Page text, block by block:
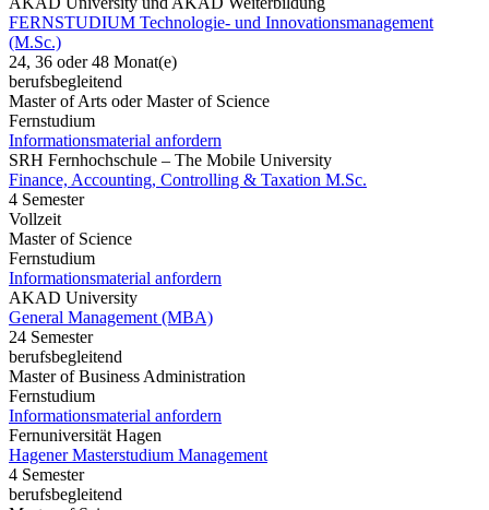
FERNSTUDIUM Technologie- und Innovationsmanagement
(M.Sc.)
24, 36 oder 48 Monat(e)
berufsbegleitend
Master of Arts oder Master of Science
Fernstudium
Informationsmaterial anfordern
SRH Fernhochschule – The Mobile University
Finance, Accounting, Controlling & Taxation M.Sc.
4 Semester
Vollzeit
Master of Science
Fernstudium
Informationsmaterial anfordern
AKAD University
General Management (MBA)
24 Semester
berufsbegleitend
Master of Business Administration
Fernstudium
Informationsmaterial anfordern
Fernuniversität Hagen
Hagener Masterstudium Management
4 Semester
berufsbegleitend